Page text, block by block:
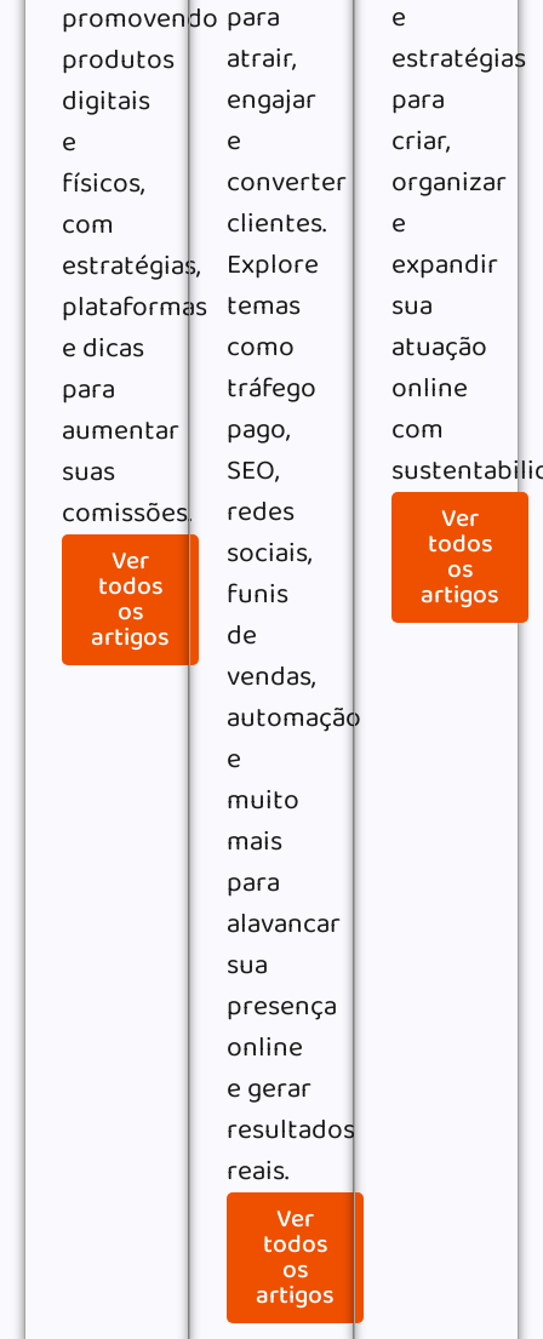
promovendo
produtos
digitais
e
físicos,
com
estratégias,
plataformas
e dicas
para
aumentar
suas
comissões.
Ver
todos
os
artigos
para
atrair,
engajar
e
converter
clientes.
Explore
temas
como
tráfego
pago,
SEO,
redes
sociais,
funis
de
vendas,
automação
e
muito
mais
para
alavancar
sua
presença
online
e gerar
resultados
reais.
Ver
todos
os
artigos
e
estratégias
para
criar,
organizar
e
expandir
sua
atuação
online
com
Ver
todos
os
artigos